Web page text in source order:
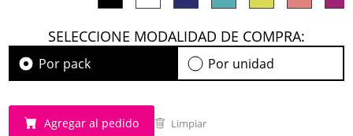
SELECCIONE MODALIDAD DE COMPRA:
Por pack Por unidad
Agregar al pedido Limpiar